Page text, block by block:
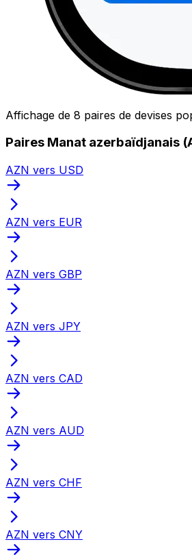
Affichage de 8 paires de devises
Paires Manat azerbaïdjanais
AZN vers USD
AZN vers EUR
AZN vers GBP
AZN vers JPY
AZN vers CAD
AZN vers AUD
AZN vers CHF
AZN vers CNY